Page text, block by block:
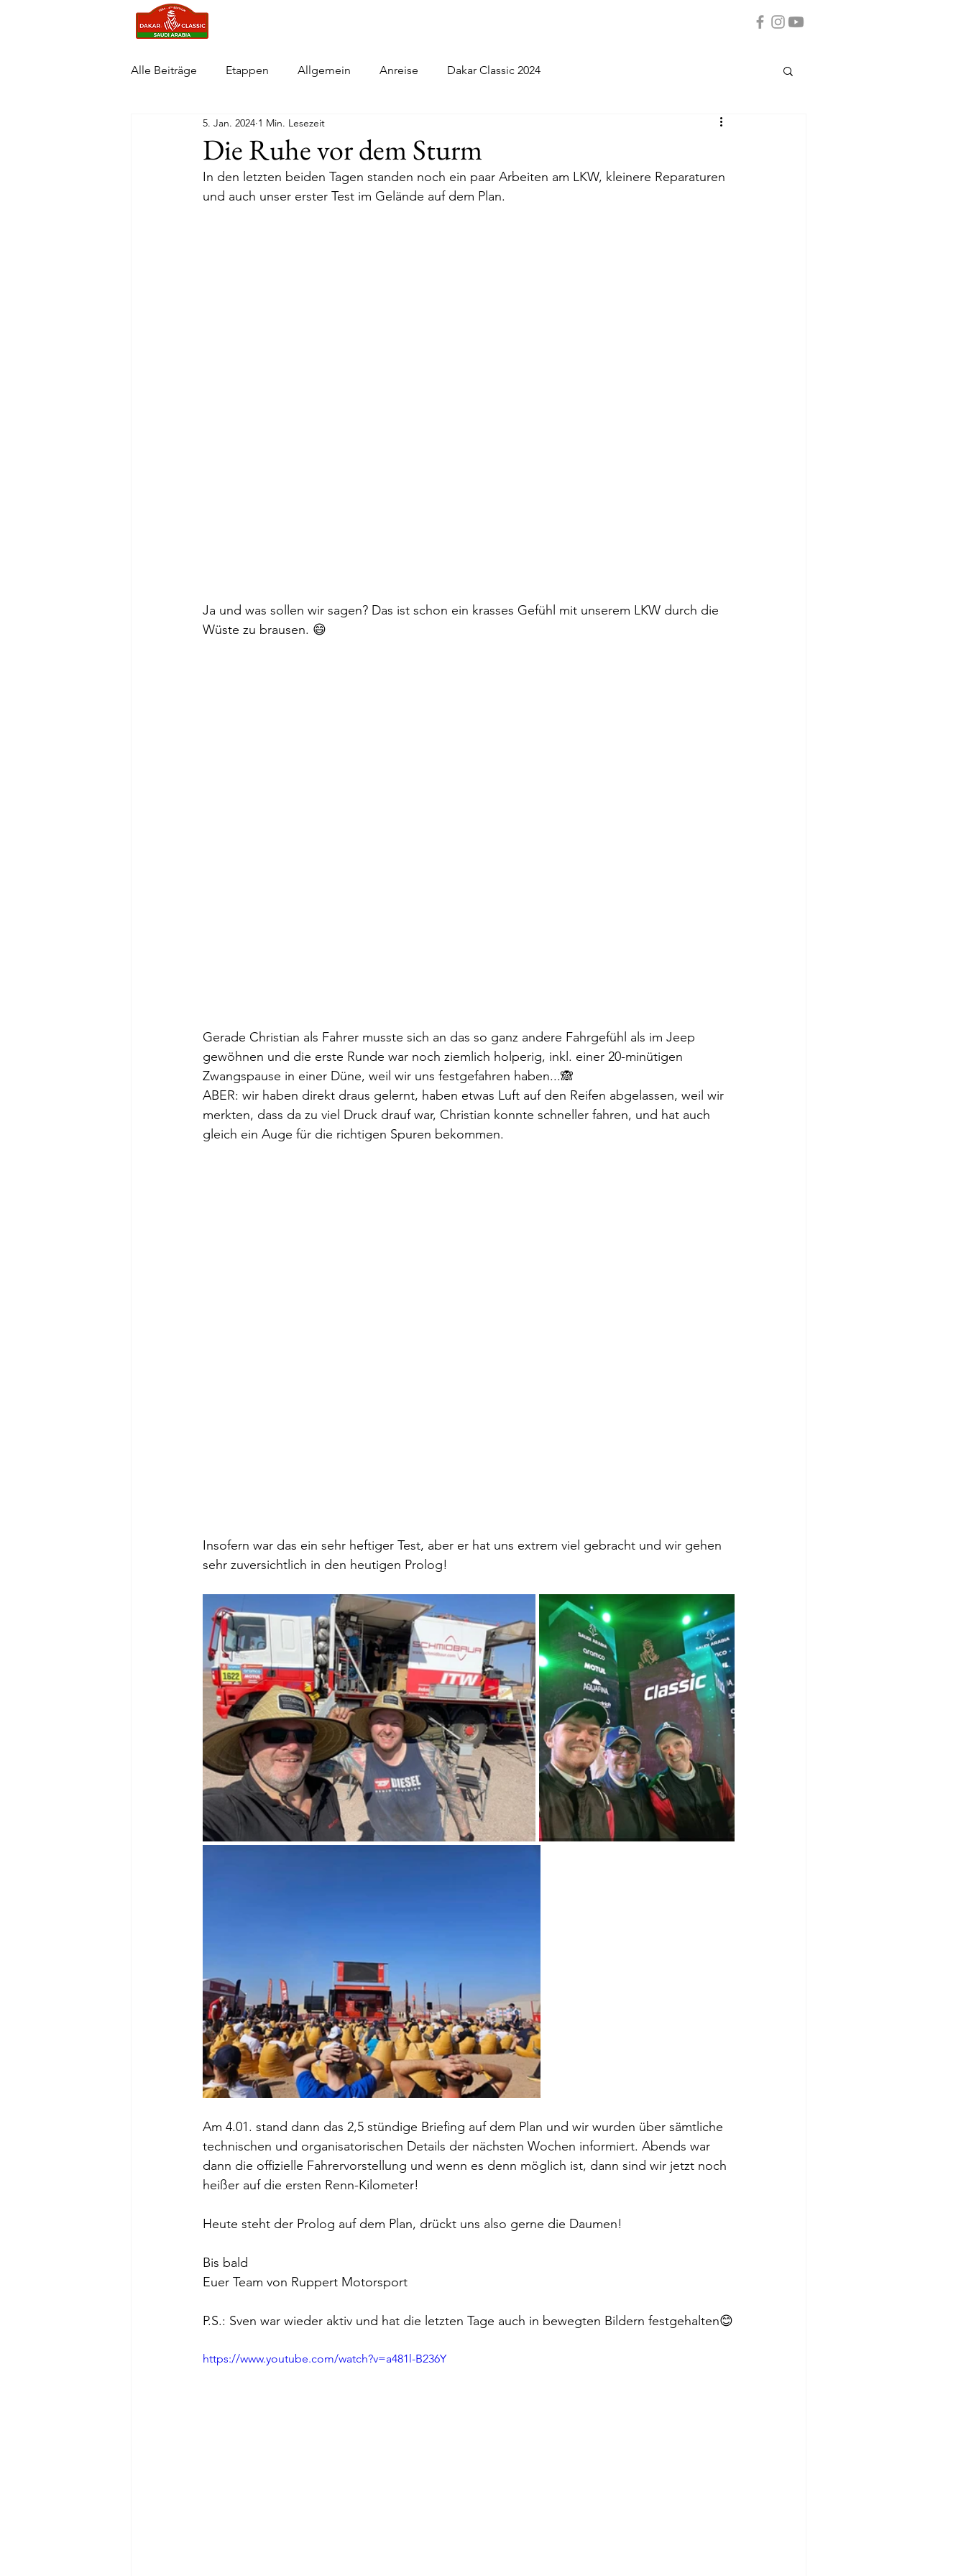
Alle Beiträge Etappen Allgemein Anreise Dakar Classic 2024
Die Ruhe vor dem Sturm
5. Jan. 2024 1 Min. Lesezeit
In den letzten beiden Tagen standen noch ein paar Arbeiten am LKW, kleinere Reparaturen
und auch unser erster Test im Gelände auf dem Plan.
Ja und was sollen wir sagen? Das ist schon ein krasses Gefühl mit unserem LKW durch die
Wüste zu brausen. 😄
Gerade Christian als Fahrer musste sich an das so ganz andere Fahrgefühl als im Jeep
gewöhnen und die erste Runde war noch ziemlich holperig, inkl. einer 20-minütigen
Zwangspause in einer Düne, weil wir uns festgefahren haben...🙈
ABER: wir haben direkt draus gelernt, haben etwas Luft auf den Reifen abgelassen, weil wir
merkten, dass da zu viel Druck drauf war, Christian konnte schneller fahren, und hat auch
gleich ein Auge für die richtigen Spuren bekommen.
Insofern war das ein sehr heftiger Test, aber er hat uns extrem viel gebracht und wir gehen
sehr zuversichtlich in den heutigen Prolog!
Am 4.01. stand dann das 2,5 stündige Briefing auf dem Plan und wir wurden über sämtliche
technischen und organisatorischen Details der nächsten Wochen informiert. Abends war
dann die offizielle Fahrervorstellung und wenn es denn möglich ist, dann sind wir jetzt noch
heißer auf die ersten Renn-Kilometer!
Heute steht der Prolog auf dem Plan, drückt uns also gerne die Daumen!
Bis bald
Euer Team von Ruppert Motorsport
P.S.: Sven war wieder aktiv und hat die letzten Tage auch in bewegten Bildern festgehalten😊
https://www.youtube.com/watch?v=a481l-B236Y